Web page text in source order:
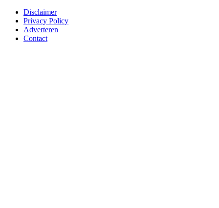
Disclaimer
Privacy Policy
Adverteren
Contact